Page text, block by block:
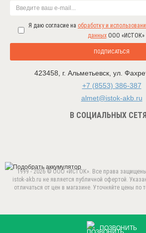
ПОЗВОНИТЬ
Я даю согласие на обработку и
данныхООО «ИСТОК»
ПОДПИСАТЬСЯ
423458 г. Альметьевск ул.
+7 (8553) 386-387
almet@istok-akb.ru
В СОЦИАЛЬНЫХ
1999 - 2026 © ООО «ИСТОК». Все права
istok-akb.ru не является публичной офертой.
отличаться от цен в магазине. Уточняйте цены по
Продолжая использовать данный сайт, вы соглашаетесь с
cookie-файлов.